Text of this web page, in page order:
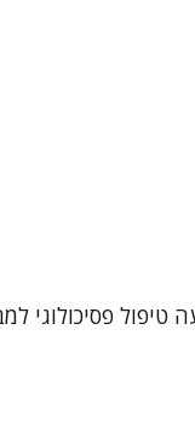
טיפול פסיכולוגי